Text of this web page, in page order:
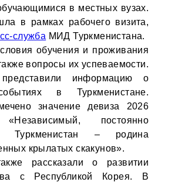
в местных вузах.
в рамках рабочего визита,
служба МИД Туркменистана.
обучения и проживания
вопросы их успеваемости.
представили информацию о
в Туркменистане.
значение девиза 2026
постоянно
Туркменистан – родина
крылатых скакунов».
рассказали о развитии
с Республикой Корея. В